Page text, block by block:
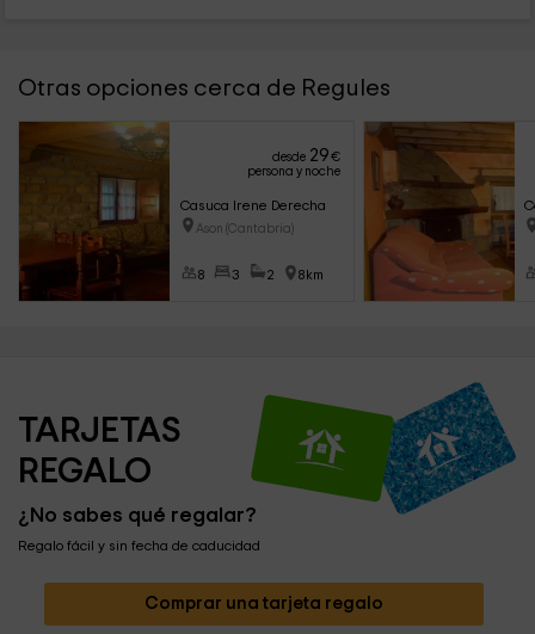
Otras opciones cerca de Regules
desde 29€
persona y noche
Casuca Irene Derecha
Ason (Cantabria)
8 3 2 8km
TARJETAS
REGALO
¿No sabes qué regalar?
Regalo fácil y sin fecha de caducidad
Comprar una tarjeta regalo